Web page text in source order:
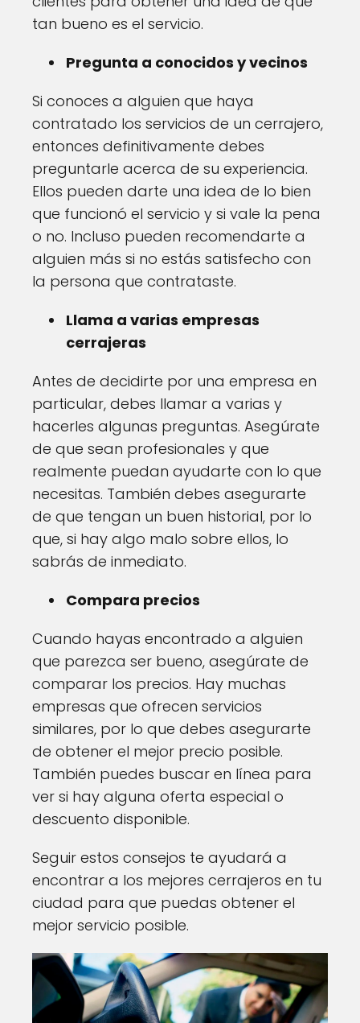
tan bueno es el servicio.
Pregunta a conocidos y vecinos
Si conoces a alguien que haya
contratado los servicios de un cerrajero,
entonces definitivamente debes
preguntarle acerca de su experiencia.
Ellos pueden darte una idea de lo bien
que funcionó el servicio y si vale la pena
o no. Incluso pueden recomendarte a
alguien más si no estás satisfecho con
la persona que contrataste.
Llama a varias empresas
cerrajeras
Antes de decidirte por una empresa en
particular, debes llamar a varias y
hacerles algunas preguntas. Asegúrate
de que sean profesionales y que
realmente puedan ayudarte con lo que
necesitas. También debes asegurarte
de que tengan un buen historial, por lo
que, si hay algo malo sobre ellos, lo
sabrás de inmediato.
Compara precios
Cuando hayas encontrado a alguien
que parezca ser bueno, asegúrate de
comparar los precios. Hay muchas
empresas que ofrecen servicios
similares, por lo que debes asegurarte
de obtener el mejor precio posible.
También puedes buscar en línea para
ver si hay alguna oferta especial o
descuento disponible.
Seguir estos consejos te ayudará a
encontrar a los mejores cerrajeros en tu
ciudad para que puedas obtener el
mejor servicio posible.